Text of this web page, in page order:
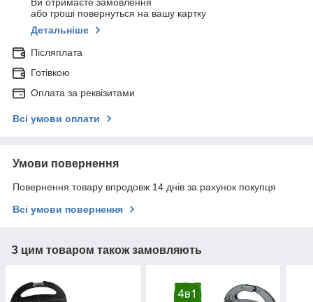
Ви отримаєте замовлення
або гроші повернуться на вашу картку
Детальніше
Післяплата
Готівкою
Оплата за реквізитами
Всі умови оплати
Умови повернення
Повернення товару впродовж 14 днів за рахунок покупця
Всі умови повернення
З цим товаром також замовляють